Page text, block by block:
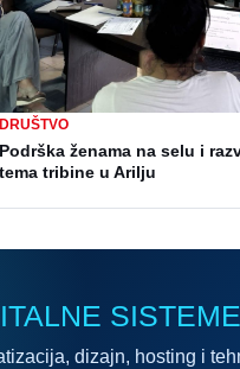
DRUŠTVO
Podrška ženama na selu i
tema tribine u Arilju
SISTEME
dizajn, hosting i